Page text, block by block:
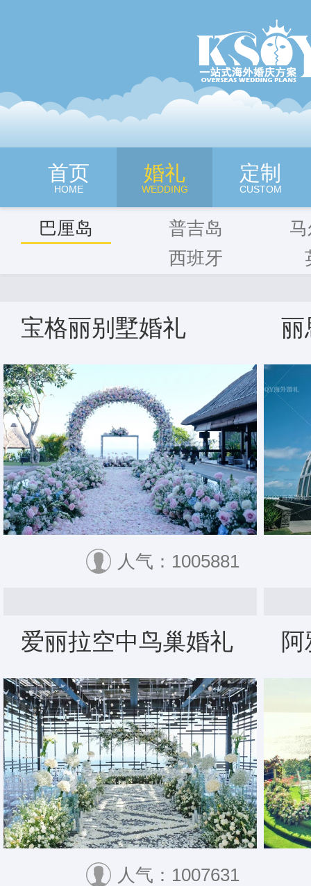
深圳旷世奇缘海外婚纱摄影
首页
HOME
婚礼
WEDDING
定制
CUSTOM
巴厘岛 普吉岛
西班牙
宝格丽别墅婚礼
人气：1005881
丽
爱丽拉空中鸟巢婚礼
人气：1007631